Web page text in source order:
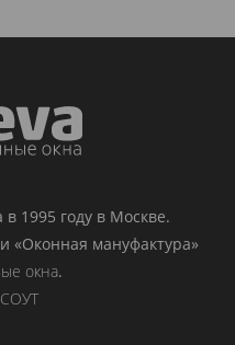
1995 году в Москве.
«Оконная мануфактура»
окна.